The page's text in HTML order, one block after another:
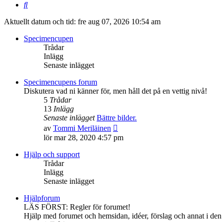
Sök
Aktuellt datum och tid: fre aug 07, 2026 10:54 am
Specimencupen
Trådar
Inlägg
Senaste inlägget
Specimencupens forum
Diskutera vad ni känner för, men håll det på en vettig nivå!
5 Trådar
13 Inlägg
Senaste inlägget Bättre bilder.
av Tommi Meriläinen
till
lör mar 28, 2020 4:57 pm
Hjälp och support
Trådar
Inlägg
Senaste inlägget
Hjälpforum
LÄS FÖRST: Regler för forumet!
Hjälp med forumet och hemsidan, idéer, förslag och annat i